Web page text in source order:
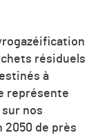
résiduels
à
représente
nos
de près